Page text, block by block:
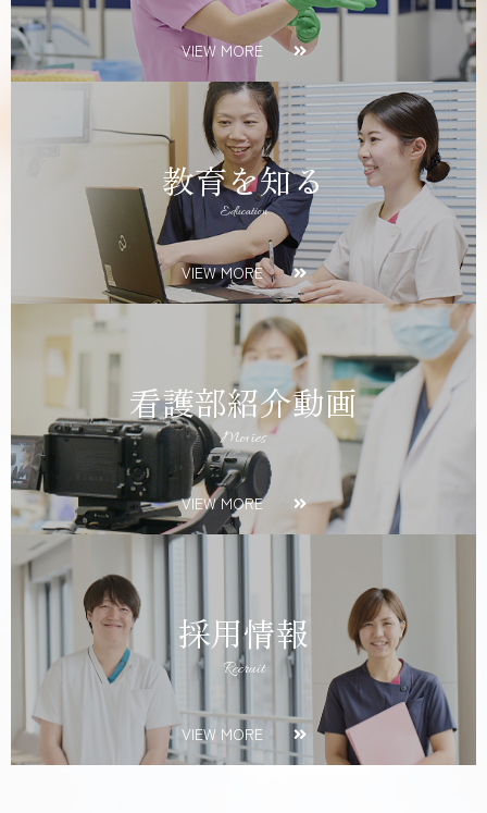
VIEW MORE
教育を知る
Education
VIEW MORE
看護部紹介動画
Movies
VIEW MORE
採用情報
Recruit
VIEW MORE